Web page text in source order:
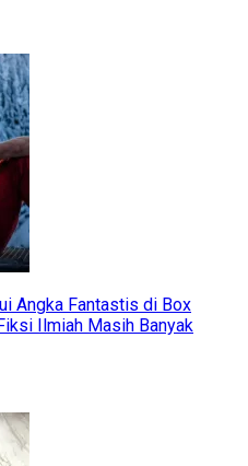
Angka Fantastis di Box
Ilmiah Masih Banyak